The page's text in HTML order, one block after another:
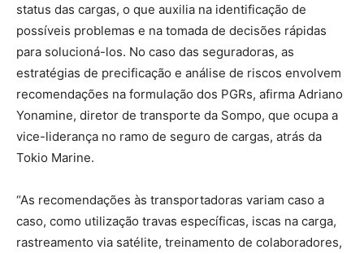
status das cargas, o que auxilia na identificação de
possíveis problemas e na tomada de decisões rápidas
para solucioná-los. No caso das seguradoras, as
estratégias de precificação e análise de riscos envolvem
recomendações na formulação dos PGRs, afirma Adriano
Yonamine, diretor de transporte da Sompo, que ocupa a
vice-liderança no ramo de seguro de cargas, atrás da
Tokio Marine.
“As recomendações às transportadoras variam caso a
caso, como utilização travas específicas, iscas na carga,
rastreamento via satélite, treinamento de colaboradores,